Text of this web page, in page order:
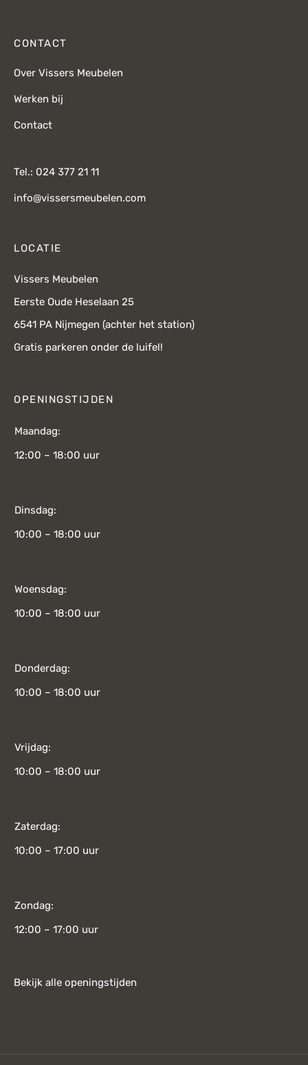
CONTACT
Over Vissers Meubelen
Werken bij
Contact
Tel.: 024 377 21 11
info@vissersmeubelen.com
LOCATIE
Vissers Meubelen
Eerste Oude Heselaan 25
6541 PA Nijmegen (achter het station)
Gratis parkeren onder de luifel!
OPENINGSTIJDEN
Maandag:
12:00 – 18:00 uur
Dinsdag:
10:00 – 18:00 uur
Woensdag:
10:00 – 18:00 uur
Donderdag:
10:00 – 18:00 uur
Vrijdag:
10:00 – 18:00 uur
Zaterdag:
10:00 – 17:00 uur
Zondag:
12:00 – 17:00 uur
Bekijk alle openingstijden